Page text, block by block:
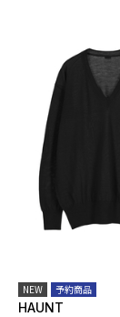
NEW 予約商品
HAUNT